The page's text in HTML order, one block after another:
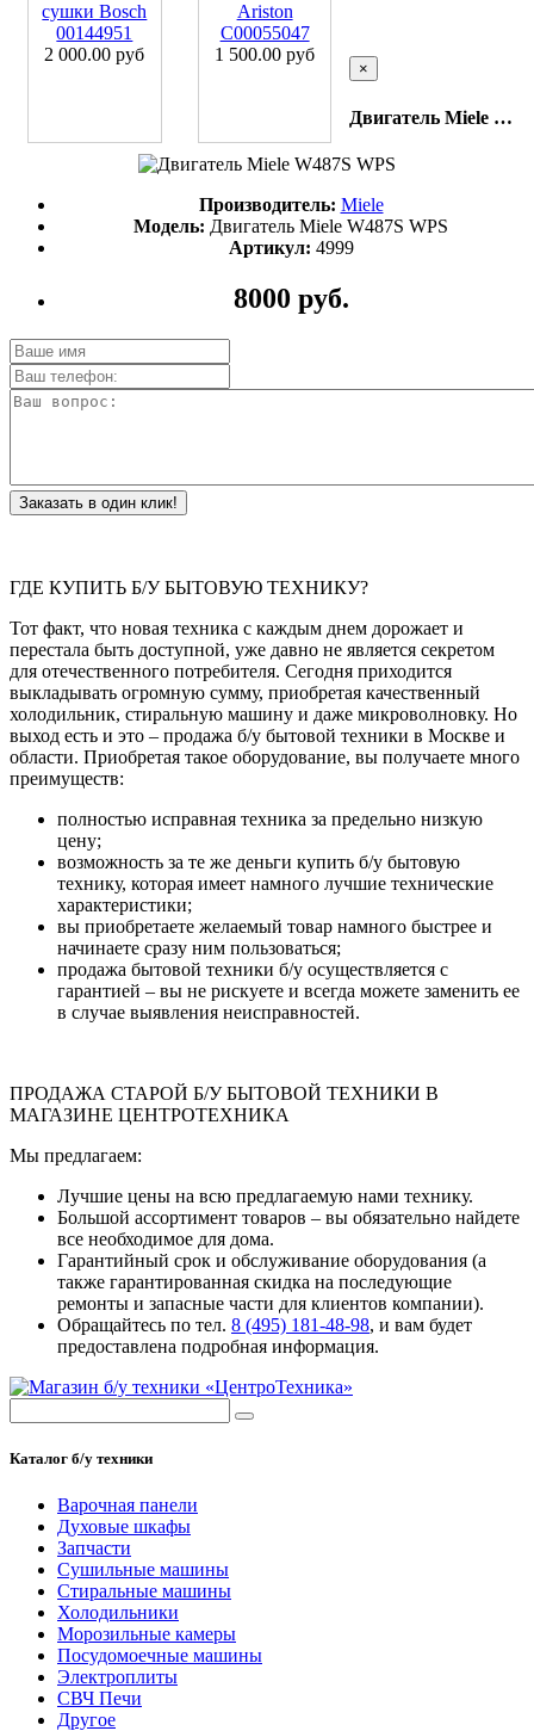
сушки Bosch
00144951
2 000.00 руб
Ariston
C00055047
1 500.00 руб
×
Двигатель Miele W487S WPS
Производитель: Miele
Модель: Двигатель Miele W487S WPS
Артикул: 4999
8000 руб.
Заказать в один клик!
ГДЕ КУПИТЬ Б/У БЫТОВУЮ ТЕХНИКУ?
Тот факт, что новая техника с каждым днем дорожает и
перестала быть доступной, уже давно не является секретом
для отечественного потребителя. Сегодня приходится
выкладывать огромную сумму, приобретая качественный
холодильник, стиральную машину и даже микроволновку. Но
выход есть и это – продажа б/у бытовой техники в Москве и
области. Приобретая такое оборудование, вы получаете много
преимуществ:
полностью исправная техника за предельно низкую
цену;
возможность за те же деньги купить б/у бытовую
технику, которая имеет намного лучшие технические
характеристики;
вы приобретаете желаемый товар намного быстрее и
начинаете сразу ним пользоваться;
продажа бытовой техники б/у осуществляется с
гарантией – вы не рискуете и всегда можете заменить ее
в случае выявления неисправностей.
ПРОДАЖА СТАРОЙ Б/У БЫТОВОЙ ТЕХНИКИ В
МАГАЗИНЕ ЦЕНТРОТЕХНИКА
Мы предлагаем:
Лучшие цены на всю предлагаемую нами технику.
Большой ассортимент товаров – вы обязательно найдете
все необходимое для дома.
Гарантийный срок и обслуживание оборудования (а
также гарантированная скидка на последующие
ремонты и запасные части для клиентов компании).
Обращайтесь по тел. 8 (495) 181-48-98, и вам будет
предоставлена подробная информация.
Каталог б/у техники
Варочная панели
Духовые шкафы
Запчасти
Сушильные машины
Стиральные машины
Холодильники
Морозильные камеры
Посудомоечные машины
Электроплиты
СВЧ Печи
Другое